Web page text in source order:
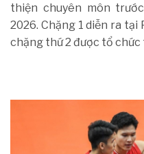
thiện chuyên môn
2026. Chặng 1 diễn ra
chặng thứ 2 được tổ chức